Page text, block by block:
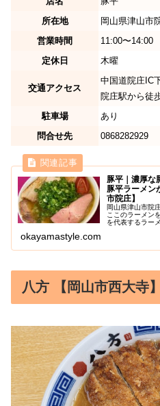
所在地
岡山県津山市
営業時間
11:00〜14:00
定休日
木曜
交通アクセス
中国道院庄IC
院庄駅から徒
駐車場
あり
問合せ先
0868282929
豚平｜濃厚な
豚平ラーメン
市院庄】
岡山県津山市院
ここのラーメン
を代表するラー
ン」は、チャー
okayamastyle.com
八方 【岡山市西大寺】